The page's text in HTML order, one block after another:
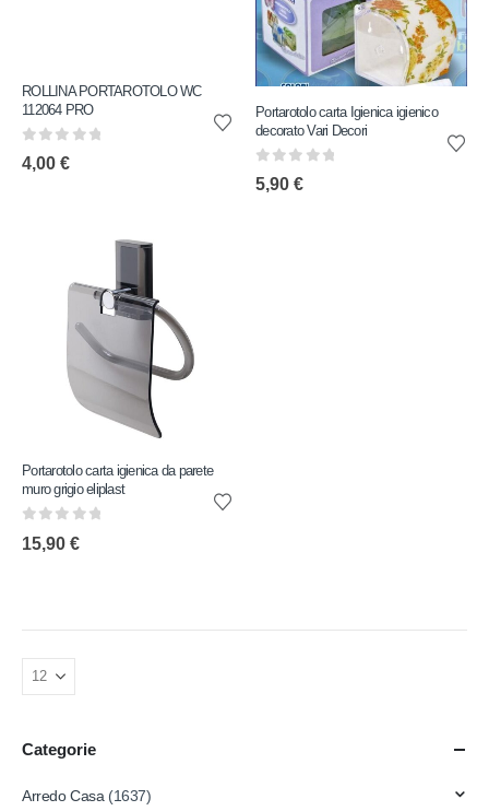
ROLLINA PORTAROTOLO WC
112064 PRO
0 out of 5
4,00 €
Portarotolo carta Igienica igienico
decorato Vari Decori
0 out of 5
5,90 €
Portarotolo carta igienica da parete
muro grigio eliplast
15,90 €
Categorie
Arredo Casa (1637)